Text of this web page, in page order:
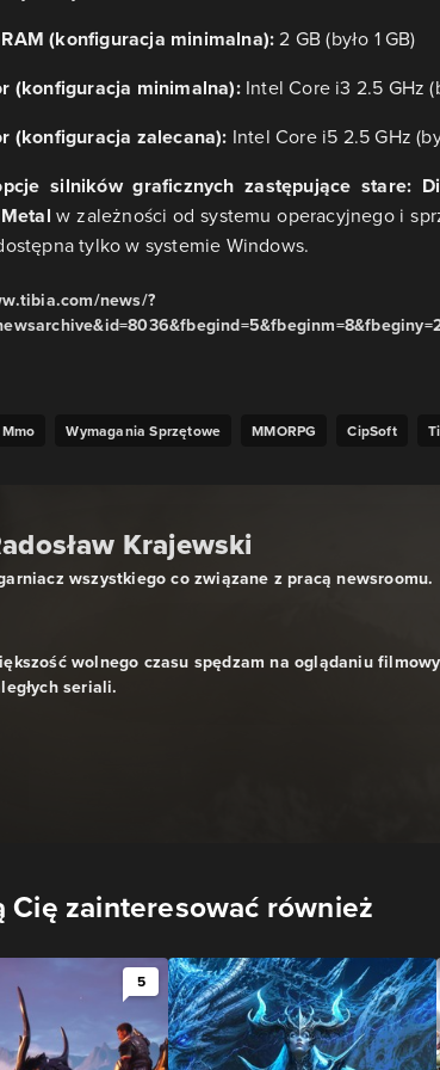
(konfiguracja minimalna):2 GB (było 1 GB)
(konfiguracja minimalna):Intel Core i3 2.5 GHz
(konfiguracja zalecana): Intel Core i5 2.5 GHz
silników graficznych zastępujące stare:
w zależności od systemu operacyjnego i
tylko w systemie Windows.
news/?
Mmo Wymagania Sprzętowe MMORPG CipSoft
Krajewski
wszystkiego co związane z pracą newsroomu.
wolnego czasu spędzam na oglądaniu
seriali.
Cię zainteresować również
5